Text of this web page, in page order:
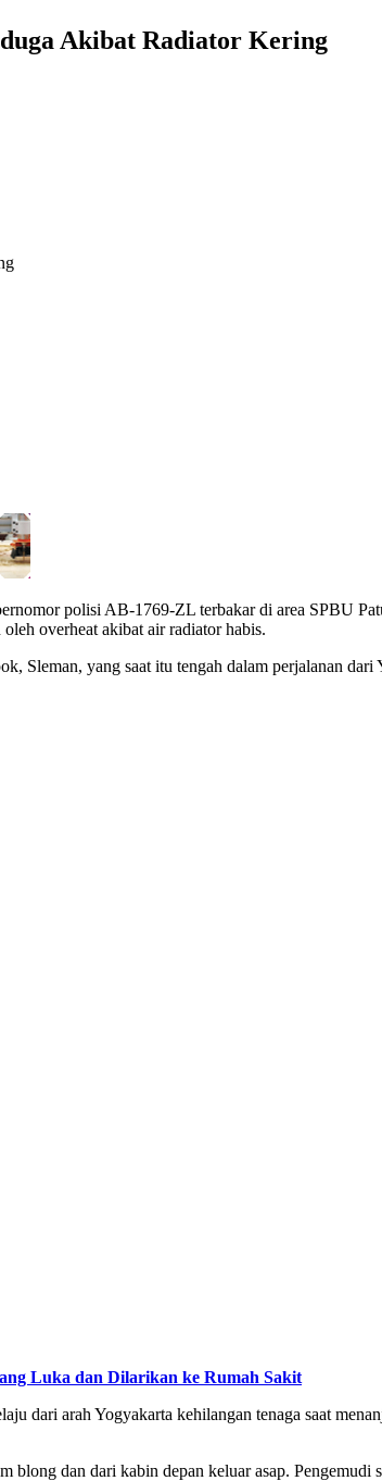
Akibat Radiator Kering
polisi AB-1769-ZL terbakar di area SPBU
overheat akibat air radiator habis.
yang saat itu tengah dalam perjalanan
Luka dan Dilarikan ke Rumah Sakit
dari arah Yogyakarta kehilangan tenaga saat
blong dan dari kabin depan keluar asap.